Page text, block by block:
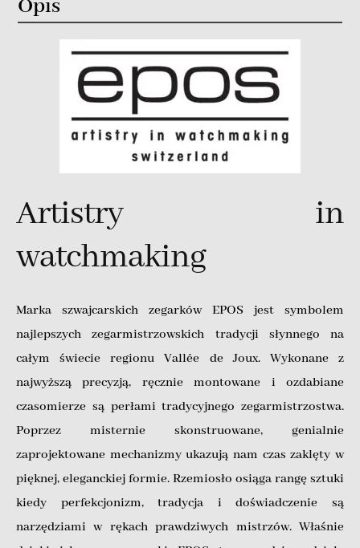
Opis
Artistry in
watchmaking
Marka szwajcarskich zegarków EPOS jest symbolem
najlepszych zegarmistrzowskich tradycji słynnego na
całym świecie regionu Vallée de Joux. Wykonane z
najwyższą precyzją, ręcznie montowane i ozdabiane
czasomierze są perłami tradycyjnego zegarmistrzostwa.
Poprzez misternie skonstruowane, genialnie
zaprojektowane mechanizmy ukazują nam czas zaklęty w
pięknej, eleganckiej formie. Rzemiosło osiąga rangę sztuki
kiedy perfekcjonizm, tradycja i doświadczenie są
narzędziami w rękach prawdziwych mistrzów. Właśnie